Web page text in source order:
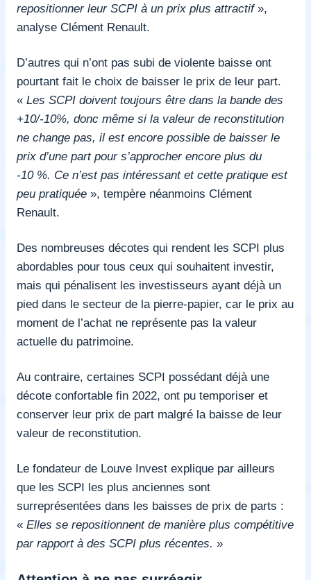
repositionner leur SCPI à un prix plus attractif»,
analyse Clément Renault.
D’autres qui n’ont pas subi de violente baisse ont
pourtant fait le choix de baisser le prix de leur part.
« Les SCPI doivent toujours être dans la bande des
+10/-10%, donc même si la valeur de reconstitution
ne change pas, il est encore possible de baisser le
prix d’une part pour s’approcher encore plus du
-10 %. Ce n’est pas intéressant et cette pratique est
peu pratiquée », tempère néanmoins Clément
Renault.
Des nombreuses décotes qui rendent les SCPI plus
abordables pour tous ceux qui souhaitent investir,
mais qui pénalisent les investisseurs ayant déjà un
pied dans le secteur de la pierre-papier, car le prix au
moment de l’achat ne représente pas la valeur
actuelle du patrimoine.
Au contraire, certaines SCPI possédant déjà une
décote confortable fin 2022, ont pu temporiser et
conserver leur prix de part malgré la baisse de leur
valeur de reconstitution.
Le fondateur de Louve Invest explique par ailleurs
que les SCPI les plus anciennes sont
surreprésentées dans les baisses de prix de parts :
« Elles se repositionnent de manière plus compétitive
par rapport à des SCPI plus récentes. »